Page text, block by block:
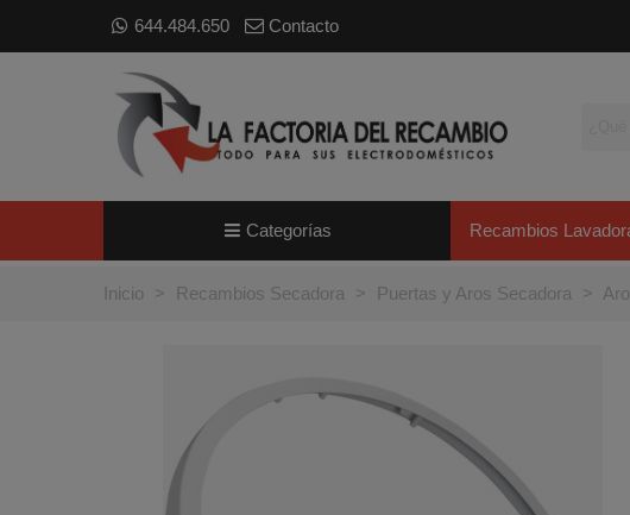
644.484.650 Contacto
Categorías Recambios
Inicio > Recambios Secadora > Puertas y Aros Secadora >